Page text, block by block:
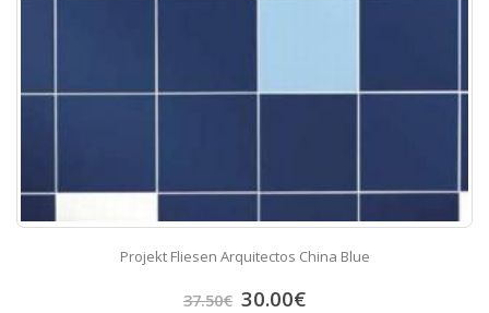
Projekt Fliesen Arquitectos China Blue
37.50€ 30.00€